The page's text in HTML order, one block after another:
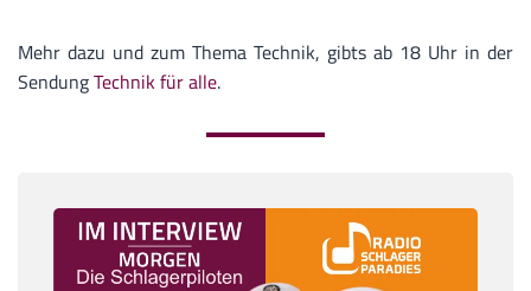
Mehr dazu und zum Thema Technik, gibts ab 18 Uhr in der
SendungTechnik für alle.